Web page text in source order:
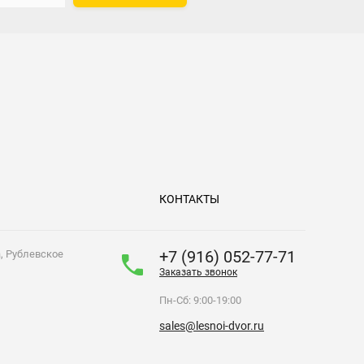
Рублевское
КОНТАКТЫ
+7 (916) 052-77-71
Заказать звонок
Пн-Сб: 9:00-19:00
sales@lesnoi-dvor.ru